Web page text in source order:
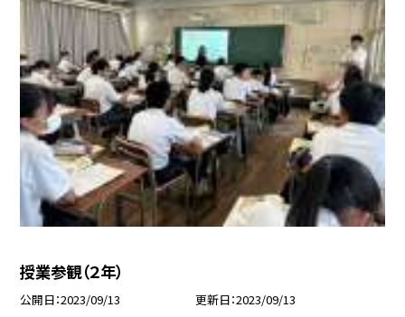
授業参観（２年）
公開日 2023/09/13 更新日 2023/09/13